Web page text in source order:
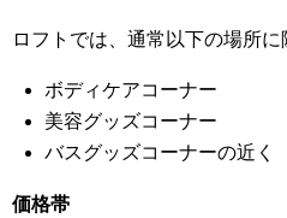
ロフトでは、通常以下の場所
ボディケアコーナー
美容グッズコーナー
バスグッズコーナーの近く
価格帯